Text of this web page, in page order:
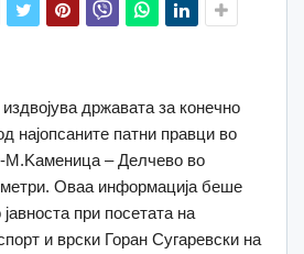
државата за конечно
најопсаните патни правци во
– Делчево во
Оваа информација беше
при посетата на
и врски Горан Сугаревски на